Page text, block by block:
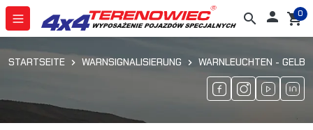
search  shopping_cart
0
STARTSEITE WARNSIGNALISIERUNG WARNLEUCHTEN - GELB